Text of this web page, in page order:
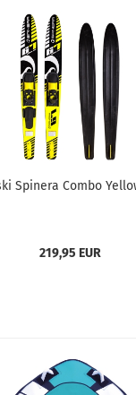
Spinera Combo
219,95 EUR